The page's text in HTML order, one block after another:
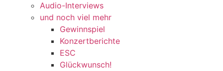
Audio-Interviews
und noch viel mehr
Gewinnspiel
Konzertberichte
ESC
Glückwunsch!